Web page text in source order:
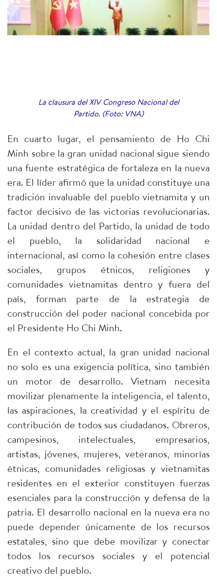
La clausura del XIV Congreso Nacional del
Partido. (Foto: VNA)
En cuarto lugar, el pensamiento de Ho Chi
Minh sobre la gran unidad nacional sigue siendo
una fuente estratégica de fortaleza en la nueva
era. El líder afirmó que la unidad constituye una
tradición invaluable del pueblo vietnamita y un
factor decisivo de las victorias revolucionarias.
La unidad dentro del Partido, la unidad de todo
el pueblo, la solidaridad nacional e
internacional, así como la cohesión entre clases
sociales, grupos étnicos, religiones y
comunidades vietnamitas dentro y fuera del
país, forman parte de la estrategia de
construcción del poder nacional concebida por
el Presidente Ho Chi Minh.
En el contexto actual, la gran unidad nacional
no solo es una exigencia política, sino también
un motor de desarrollo. Vietnam necesita
movilizar plenamente la inteligencia, el talento,
las aspiraciones, la creatividad y el espíritu de
contribución de todos sus ciudadanos. Obreros,
campesinos, intelectuales, empresarios,
artistas, jóvenes, mujeres, veteranos, minorías
étnicas, comunidades religiosas y vietnamitas
residentes en el exterior constituyen fuerzas
esenciales para la construcción y defensa de la
patria. El desarrollo nacional en la nueva era no
puede depender únicamente de los recursos
estatales, sino que debe movilizar y conectar
todos los recursos sociales y el potencial
creativo del pueblo.